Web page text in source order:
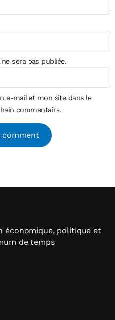
sera pas publiée.
e-mail et mon site dans le
commentaire.
économique, politique et
de temps